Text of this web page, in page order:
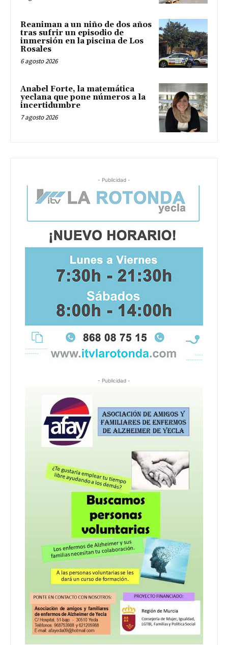
Reaniman a un niño de dos años
tras sufrir un episodio de
inmersión en la piscina de Los
Rosales
6 agosto 2026
Anabel Forte, la matemática
yeclana que pone números a la
incertidumbre
7 agosto 2026
- Publicidad -
- Publicidad -